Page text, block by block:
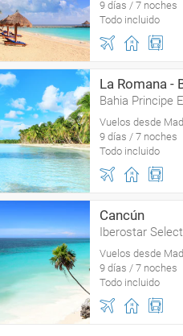
9 días / 7 noches
Todo incluido
La Romana -
Bahia Principe
Vuelos desde
9 días / 7 noches
Todo incluido
Cancún
Iberostar
Vuelos desde
9 días / 7 noches
Todo incluido